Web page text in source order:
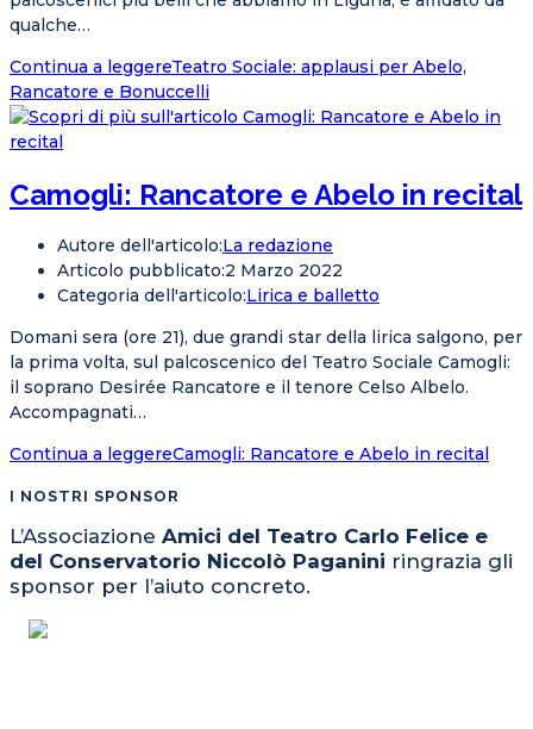
qualche…
Continua a leggereTeatro Sociale: applausi per Abelo,
Rancatore e Bonuccelli
Camogli: Rancatore e Abelo in recital
Autore dell'articolo:La redazione
Articolo pubblicato:2 Marzo 2022
Categoria dell'articolo:Lirica e balletto
Domani sera (ore 21), due grandi star della lirica salgono, per
la prima volta, sul palcoscenico del Teatro Sociale Camogli:
il soprano Desirée Rancatore e il tenore Celso Albelo.
Accompagnati…
Continua a leggereCamogli: Rancatore e Abelo in recital
I NOSTRI SPONSOR
L’Associazione Amici del Teatro Carlo Felice e
del Conservatorio Niccolò Paganini ringrazia gli
sponsor per l’aiuto concreto.